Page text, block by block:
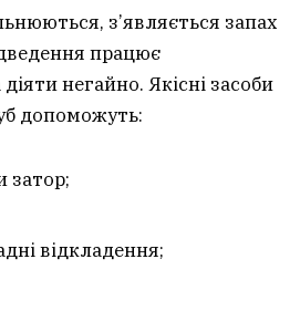
з’являється запах
працює
негайно. Якісні засоби
допоможуть:
затор;
відкладення;